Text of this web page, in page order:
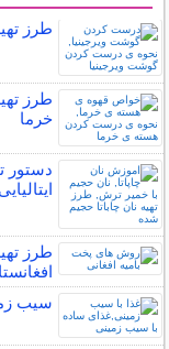
طرز
طرز
خرما
دستور
ایتالیایی
طرز
سیب